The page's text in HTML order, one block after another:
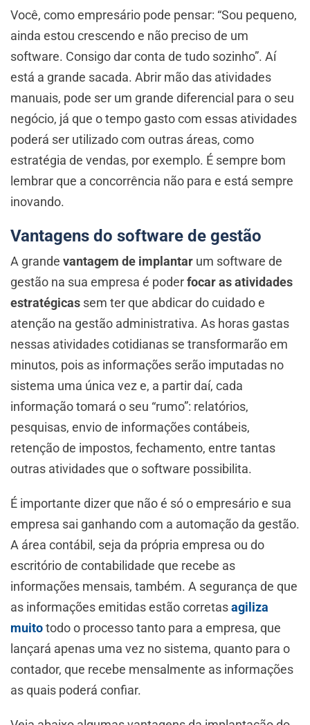
Você, como empresário pode pensar: “Sou pequeno,
ainda estou crescendo e não preciso de um
software. Consigo dar conta de tudo sozinho”. Aí
está a grande sacada. Abrir mão das atividades
manuais, pode ser um grande diferencial para o seu
negócio, já que o tempo gasto com essas atividades
poderá ser utilizado com outras áreas, como
estratégia de vendas, por exemplo. É sempre bom
lembrar que a concorrência não para e está sempre
inovando.
Vantagens do software de gestão
A grande vantagem de implantar um software de
gestão na sua empresa é poderfocar as atividades
estratégicas sem ter que abdicar do cuidado e
atenção na gestão administrativa. As horas gastas
nessas atividades cotidianas se transformarão em
minutos, pois as informações serão imputadas no
sistema uma única vez e, a partir daí, cada
informação tomará o seu “rumo”: relatórios,
pesquisas, envio de informações contábeis,
retenção de impostos, fechamento, entre tantas
outras atividades que o software possibilita.
É importante dizer que não é só o empresário e sua
empresa sai ganhando com a automação da gestão.
A área contábil, seja da própria empresa ou do
escritório de contabilidade que recebe as
informações mensais, também. A segurança de que
as informações emitidas estão corretasagiliza
muitotodo o processo tanto para a empresa, que
lançará apenas uma vez no sistema, quanto para o
contador, que recebe mensalmente as informações
as quais poderá confiar.